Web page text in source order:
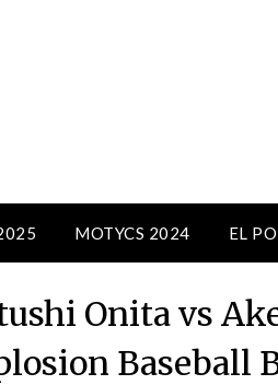
MOTYCS 2024 EL
Onita vs
Baseball